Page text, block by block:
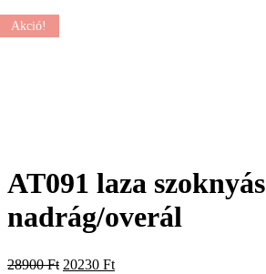
Akció!
AT091 laza szoknyás
nadrág/overál
28900Ft Original
20230 FtCurrent